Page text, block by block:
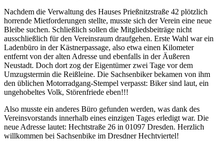
Nachdem die Verwaltung des Hauses Prießnitzstraße 42 plötzlich
horrende Mietforderungen stellte, musste sich der Verein eine neue
Bleibe suchen. Schließlich sollen die Mitgliedsbeiträge nicht
ausschließlich für den Vereinsraum draufgehen. Erste Wahl war ein
Ladenbüro in der Kästnerpassage, also etwa einen Kilometer
entfernt von der alten Adresse und ebenfalls in der Äußeren
Neustadt. Doch dort zog der Eigentümer zwei Tage vor dem
Umzugstermin die Reißleine. Die Sachsenbiker bekamen von ihm
den üblichen Motorradgang-Stempel verpasst: Biker sind laut, ein
ungehobeltes Volk, Störenfriede eben!!!
Also musste ein anderes Büro gefunden werden, was dank des
Vereinsvorstands innerhalb eines einzigen Tages erledigt war. Die
neue Adresse lautet: Hechtstraße 26 in 01097 Dresden. Herzlich
willkommen bei Sachsenbike im Dresdner Hechtviertel!